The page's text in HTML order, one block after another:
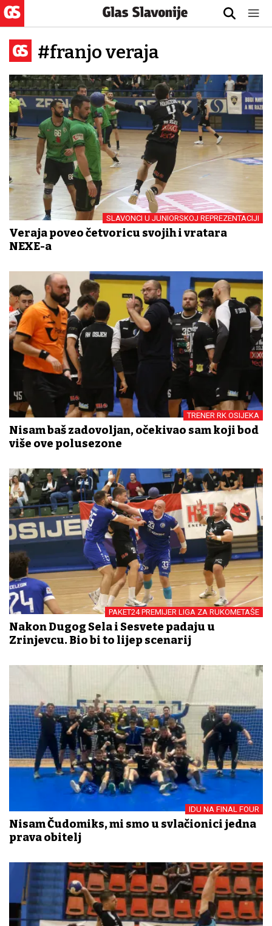
#franjo veraja
SLAVONCI U JUNIORSKOJ REPREZENTACIJI
Veraja poveo četvoricu svojih i vratara
NEXE-a
TRENER RK OSIJEKA
Nisam baš zadovoljan, očekivao sam koji bod
više ove polusezone
PAKET24 PREMIJER LIGA ZA RUKOMETAŠE
Nakon Dugog Sela i Sesvete padaju u
Zrinjevcu. Bio bi to lijep scenarij
IDU NA FINAL FOUR
Nisam Čudomiks, mi smo u svlačionici jedna
prava obitelj